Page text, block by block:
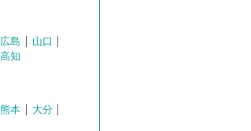
広島
山口
高知
熊本
大分